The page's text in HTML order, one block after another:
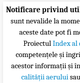
Notificare privind
sunt nevalide la
aceste date pot fi
ProiectulIndex al
competențele și
acestor informații și
calității aerului